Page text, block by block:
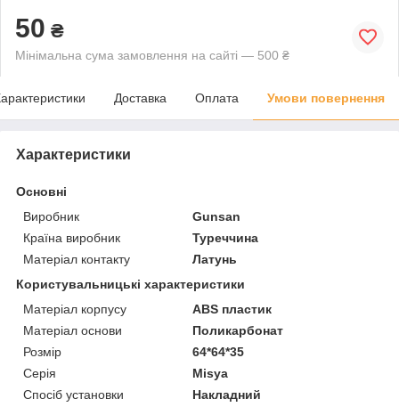
50 ₴
Мінімальна сума замовлення на сайті — 500 ₴
Доставка Оплата Умови повернення
Характеристики
Основні
Виробник
Gunsan
Країна виробник
Туреччина
Матеріал контакту
Латунь
Користувальницькі характеристики
Матеріал корпусу
ABS пластик
Матеріал основи
Поликарбонат
Розмір
64*64*35
Серія
Misya
Спосіб установки
Накладний